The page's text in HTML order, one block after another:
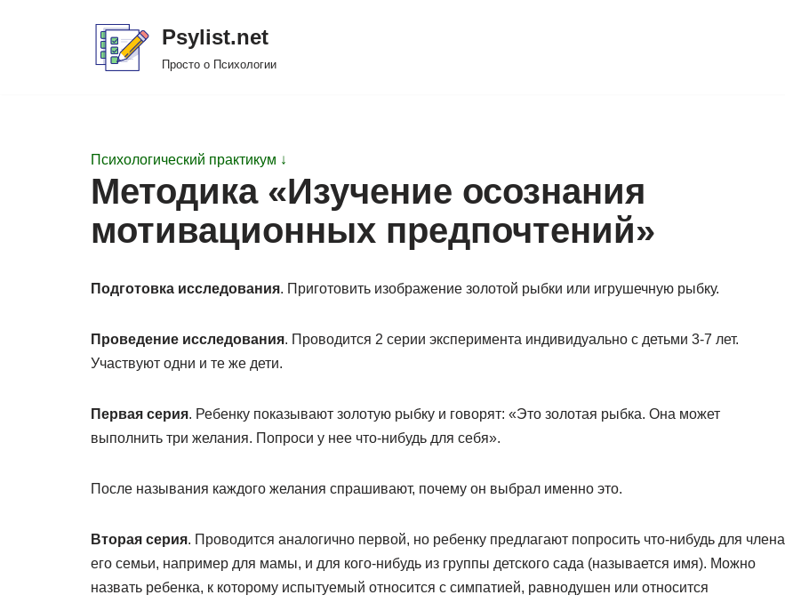
Psylist.net
Просто о Психологии
Психологический практикум ↓
Методика «Изучение осознания
мотивационных предпочтений»
Подготовка исследования. Приготовить изображение золотой рыбки или игрушечную рыбку.
Проведение исследования. Проводится 2 серии эксперимента индивидуально с детьми 3-7 лет.
Участвуют одни и те же дети.
Первая серия. Ребенку показывают золотую рыбку и говорят: «Это золотая рыбка. Она может
выполнить три желания. Попроси у нее что-нибудь для себя».
После называния каждого желания спрашивают, почему он выбрал именно это.
Вторая серия. Проводится аналогично первой, но ребенку предлагают попросить что-нибудь для члена
его семьи, например для мамы, и для кого-нибудь из группы детского сада (называется имя). Можно
назвать ребенка, к которому испытуемый относится с симпатией, равнодушен или относится